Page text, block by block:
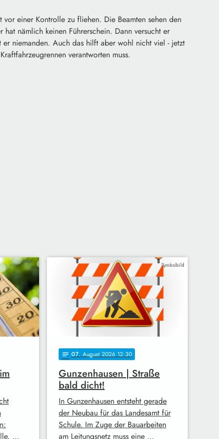
einer Kontrolle zu fliehen. Die Beamten sehen den
nämlich keinen Führerschein. Dann versucht er
niemanden. Auch das hilft aber wohl nicht viel - jetzt
verantworten muss.
…
Symbolbild
notes 07. August 2026 12:30
Gunzenhausen | Straße
bald dicht!
In Gunzenhausen entsteht gerade
der Neubau für das Landesamt für
Schule. Im Zuge der Bauarbeiten
am Leitungsnetz muss eine …